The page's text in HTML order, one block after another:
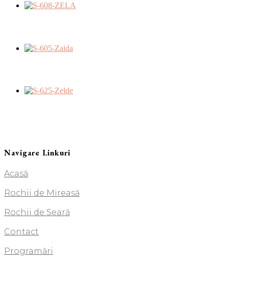
Navigare Linkuri
Acasă
Rochii de Mireasă
Rochii de Seară
Contact
Programări